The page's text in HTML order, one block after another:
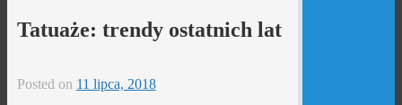
Tatuaże: trendy ostatnich lat
Posted on 11 lipca, 2018